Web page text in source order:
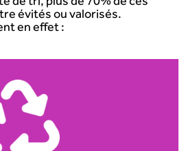
évités ou valorisés.
en effet :